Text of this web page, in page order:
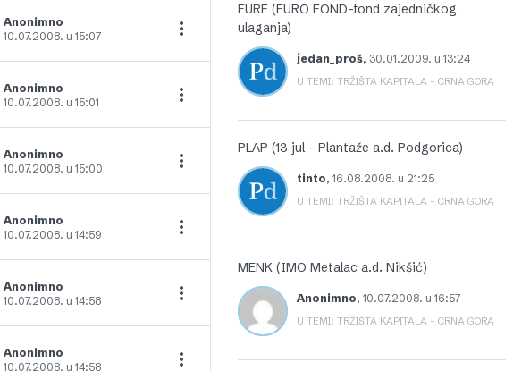
Dodajte u favorite
Anonimno
10.07.2008. u 15:07
Dodajte u favorite
Anonimno
10.07.2008. u 15:01
Dodajte u favorite
Anonimno
10.07.2008. u 15:00
Dodajte u favorite
Anonimno
10.07.2008. u 14:59
Dodajte u favorite
Anonimno
10.07.2008. u 14:58
Dodajte u favorite
Anonimno
10.07.2008. u 14:58
EURF (EURO FOND-fond zajedničkog
ulaganja)
jedan_proš, 30.01.2009. u 13:24
U TEMI: TRŽIŠTA KAPITALA – CRNA GORA
PLAP (13 jul – Plantaže a.d. Podgorica)
tinto, 16.08.2008. u 21:25
U TEMI: TRŽIŠTA KAPITALA – CRNA GORA
MENK (IMO Metalac a.d. Nikšić)
Anonimno, 10.07.2008. u 16:57
U TEMI: TRŽIŠTA KAPITALA – CRNA GORA